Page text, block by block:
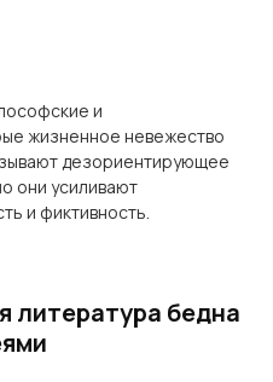
и
жизненное невежество
дезориентирующее
они усиливают
и фиктивность.
литература бедна